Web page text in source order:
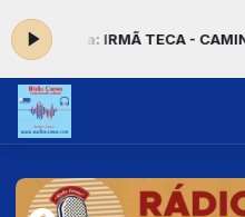
IRMÃ TECA - CAMINHANDO